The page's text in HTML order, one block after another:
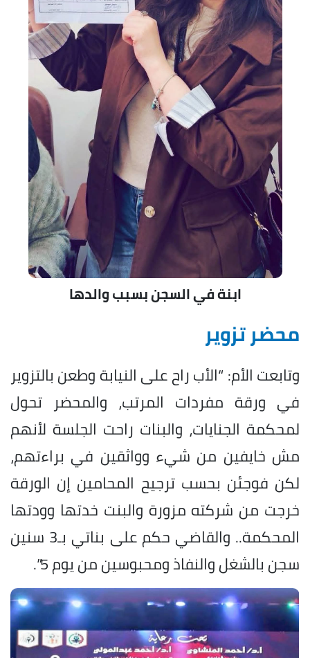
ابنة في السجن بسبب والدها
محضر تزوير
وتابعت الأم: “الأب راح على النيابة وطعن بالتزوير
في ورقة مفردات المرتب، والمحضر تحول
لمحكمة الجنايات، والبنات راحت الجلسة لأنهم
مش خايفين من شيء وواثقين في براءتهم،
لكن فوجئن بحسب ترجيح المحامين إن الورقة
خرجت من شركته مزورة والبنت خدتها وودتها
المحكمة.. والقاضي حكم على بناتي بـ3 سنين
سجن بالشغل والنفاذ ومحبوسين من يوم 5”.